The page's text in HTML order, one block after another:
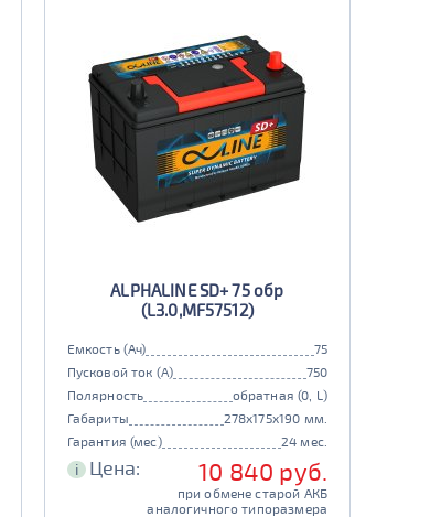
ALPHALINE SD+ 75 обр
(L3.0,MF57512)
Емкость (Ач)
75
Пусковой ток (А)
750
Полярность
обратная (0, L)
Габариты
278x175x190 мм.
Гарантия (мес)
24 мес.
i Цена: 10 840 руб.
при обмене старой АКБ
аналогичного типоразмера